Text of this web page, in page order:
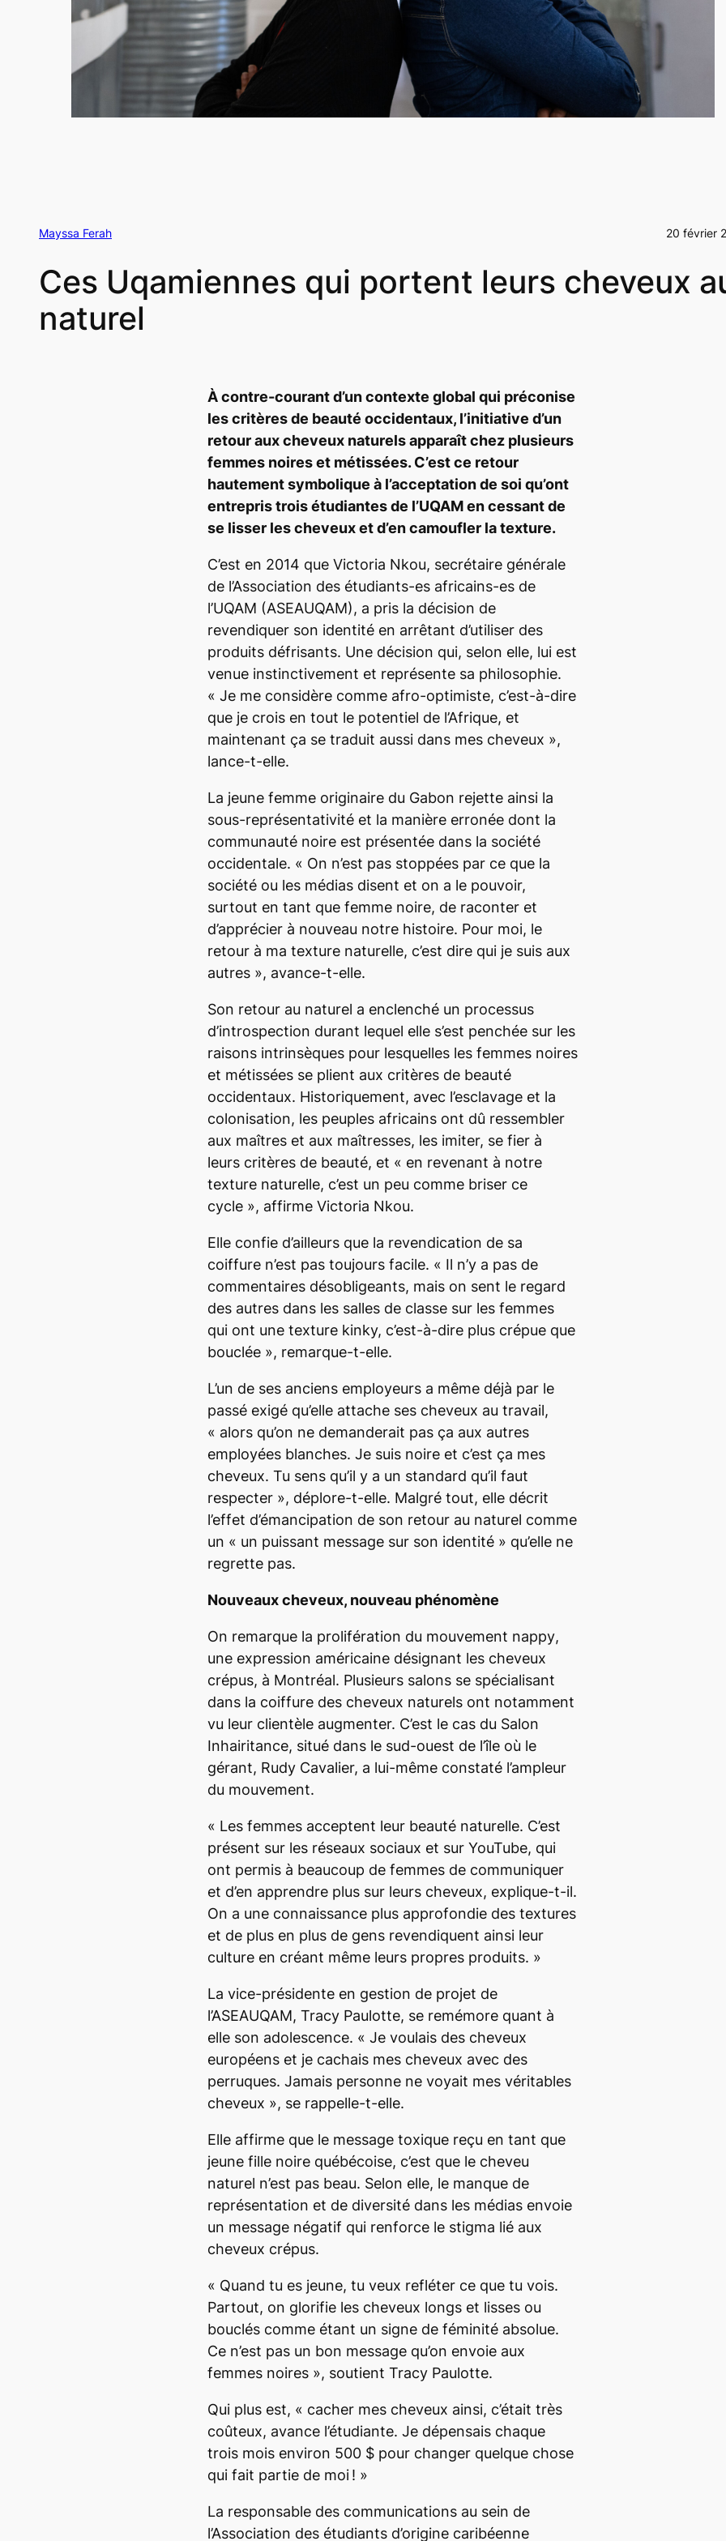
Mayssa Ferah 20 février
Ces Uqamiennes qui portent leurs cheveux
naturel
À contre-courant d’un contexte global qui préconise
les critères de beauté occidentaux, l’initiative d’un
retour aux cheveux naturels apparaît chez plusieurs
femmes noires et métissées. C’est ce retour
hautement symbolique à l’acceptation de soi qu’ont
entrepris trois étudiantes de l’UQAM en cessant de
se lisser les cheveux et d’en camoufler la texture.
C’est en 2014 que Victoria Nkou, secrétaire générale
de l’Association des étudiants-es africains-es de
l’UQAM (ASEAUQAM), a pris la décision de
revendiquer son identité en arrêtant d’utiliser des
produits défrisants. Une décision qui, selon elle, lui est
venue instinctivement et représente sa philosophie.
« Je me considère comme afro-optimiste, c’est-à-dire
que je crois en tout le potentiel de l’Afrique, et
maintenant ça se traduit aussi dans mes cheveux »,
lance-t-elle.
La jeune femme originaire du Gabon rejette ainsi la
sous-représentativité et la manière erronée dont la
communauté noire est présentée dans la société
occidentale. « On n’est pas stoppées par ce que la
société ou les médias disent et on a le pouvoir,
surtout en tant que femme noire, de raconter et
d’apprécier à nouveau notre histoire. Pour moi, le
retour à ma texture naturelle, c’est dire qui je suis aux
autres », avance-t-elle.
Son retour au naturel a enclenché un processus
d’introspection durant lequel elle s’est penchée sur les
raisons intrinsèques pour lesquelles les femmes noires
et métissées se plient aux critères de beauté
occidentaux. Historiquement, avec l’esclavage et la
colonisation, les peuples africains ont dû ressembler
aux maîtres et aux maîtresses, les imiter, se fier à
leurs critères de beauté, et « en revenant à notre
texture naturelle, c’est un peu comme briser ce
cycle », affirme Victoria Nkou.
Elle confie d’ailleurs que la revendication de sa
coiffure n’est pas toujours facile. « Il n’y a pas de
commentaires désobligeants, mais on sent le regard
des autres dans les salles de classe sur les femmes
qui ont une texture kinky, c’est-à-dire plus crépue que
bouclée », remarque-t-elle.
L’un de ses anciens employeurs a même déjà par le
passé exigé qu’elle attache ses cheveux au travail,
« alors qu’on ne demanderait pas ça aux autres
employées blanches. Je suis noire et c’est ça mes
cheveux. Tu sens qu’il y a un standard qu’il faut
respecter », déplore-t-elle. Malgré tout, elle décrit
l’effet d’émancipation de son retour au naturel comme
un « un puissant message sur son identité » qu’elle ne
regrette pas.
Nouveaux cheveux, nouveau phénomène
On remarque la prolifération du mouvement nappy,
une expression américaine désignant les cheveux
crépus, à Montréal. Plusieurs salons se spécialisant
dans la coiffure des cheveux naturels ont notamment
vu leur clientèle augmenter. C’est le cas du Salon
Inhairitance, situé dans le sud-ouest de l’île où le
gérant, Rudy Cavalier, a lui-même constaté l’ampleur
du mouvement.
« Les femmes acceptent leur beauté naturelle. C’est
présent sur les réseaux sociaux et sur YouTube, qui
ont permis à beaucoup de femmes de communiquer
et d’en apprendre plus sur leurs cheveux, explique-t-il.
On a une connaissance plus approfondie des textures
et de plus en plus de gens revendiquent ainsi leur
culture en créant même leurs propres produits. »
La vice-présidente en gestion de projet de
l’ASEAUQAM, Tracy Paulotte, se remémore quant à
elle son adolescence. « Je voulais des cheveux
européens et je cachais mes cheveux avec des
perruques. Jamais personne ne voyait mes véritables
cheveux », se rappelle-t-elle.
Elle affirme que le message toxique reçu en tant que
jeune fille noire québécoise, c’est que le cheveu
naturel n’est pas beau. Selon elle, le manque de
représentation et de diversité dans les médias envoie
un message négatif qui renforce le stigma lié aux
cheveux crépus.
« Quand tu es jeune, tu veux refléter ce que tu vois.
Partout, on glorifie les cheveux longs et lisses ou
bouclés comme étant un signe de féminité absolue.
Ce n’est pas un bon message qu’on envoie aux
femmes noires », soutient Tracy Paulotte.
Qui plus est, « cacher mes cheveux ainsi, c’était très
coûteux, avance l’étudiante. Je dépensais chaque
trois mois environ 500 $ pour changer quelque chose
qui fait partie de moi ! »
La responsable des communications au sein de
l’Association des étudiants d’origine caribéenne